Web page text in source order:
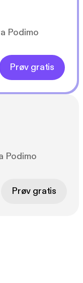
Podimo
Prøv gratis
Podimo
Prøv gratis